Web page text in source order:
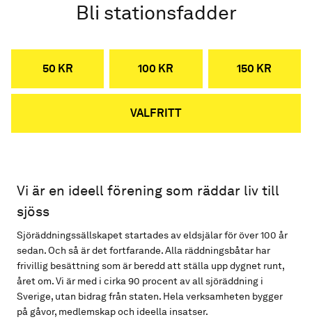
Bli stationsfadder
50 KR 100 KR 150 KR
VALFRITT
Vi är en ideell förening som räddar liv till
sjöss
Sjöräddningssällskapet startades av eldsjälar för över 100 år
sedan. Och så är det fortfarande. Alla räddningsbåtar har
frivillig besättning som är beredd att ställa upp dygnet runt,
året om. Vi är med i cirka 90 procent av all sjöräddning i
Sverige, utan bidrag från staten. Hela verksamheten bygger
på gåvor, medlemskap och ideella insatser.